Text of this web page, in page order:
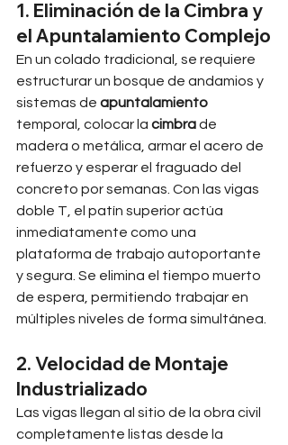
1. Eliminación de la Cimbra y
el Apuntalamiento Complejo
En un colado tradicional, se requiere
estructurar un bosque de andamios y
sistemas de apuntalamiento
temporal, colocar la cimbra de
madera o metálica, armar el acero de
refuerzo y esperar el fraguado del
concreto por semanas. Con las vigas
doble T, el patín superior actúa
inmediatamente como una
plataforma de trabajo autoportante
y segura. Se elimina el tiempo muerto
de espera, permitiendo trabajar en
múltiples niveles de forma simultánea.
2. Velocidad de Montaje
Industrializado
Las vigas llegan al sitio de la obra civil
completamente listas desde la